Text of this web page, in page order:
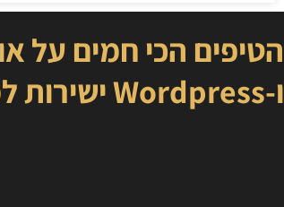
הטיפים הכי חמים על
ו-Wordpress ישירות למייל שלכם